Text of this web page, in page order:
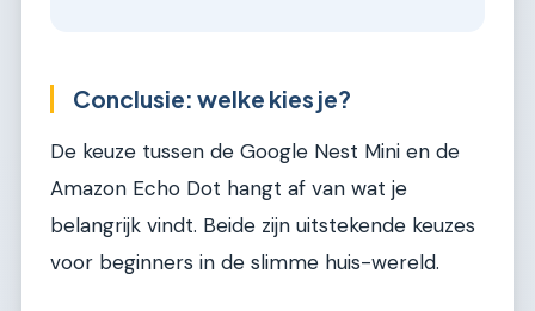
Conclusie: welke kies je?
De keuze tussen de Google Nest Mini en de
Amazon Echo Dot hangt af van wat je
belangrijk vindt. Beide zijn uitstekende keuzes
voor beginners in de slimme huis-wereld.